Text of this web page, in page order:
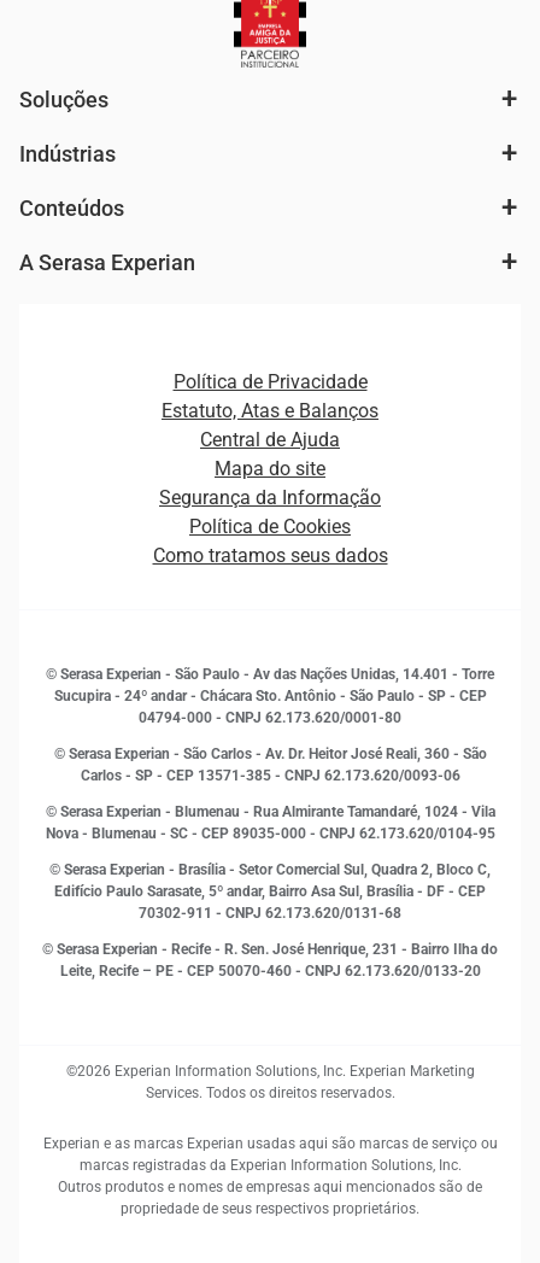
Soluções
Autenticação e Prevenção à Fraude
Cobrança e Recuperação de Dívidas
Plataformas e Motores de decisão
Indústrias
Fintechs
Conteúdos
Ver todo o conteúdo
Curso Gratuito de Saúde Financeira
Empreendedorismo
Estudos e Pesquisas
Inovação e Tecnologia
Leis e impostos
Marketing
Open Finance
Proteção de Dados
Sustentabilidade Corporativa
A Serasa Experian
Distribuidores e representantes
Estrutura Organizacional
Sala de Imprensa
Política de Privacidade
Estatuto, Atas e Balanços
Central de Ajuda
Mapa do site
Segurança da Informação
Política de Cookies
Como tratamos seus dados
© Serasa Experian - São Paulo - Av das Nações Unidas, 14.401 - Torre
Sucupira - 24º andar - Chácara Sto. Antônio - São Paulo - SP - CEP
04794-000 - CNPJ 62.173.620/0001-80
© Serasa Experian - São Carlos - Av. Dr. Heitor José Reali, 360 - São
Carlos - SP - CEP 13571-385 - CNPJ 62.173.620/0093-06
© Serasa Experian - Blumenau - Rua Almirante Tamandaré, 1024 - Vila
Nova - Blumenau - SC - CEP 89035-000 - CNPJ 62.173.620/0104-95
© Serasa Experian - Brasília - Setor Comercial Sul, Quadra 2, Bloco C,
Edifício Paulo Sarasate, 5º andar, Bairro Asa Sul, Brasília - DF - CEP
70302-911 - CNPJ 62.173.620/0131-68
© Serasa Experian - Recife - R. Sen. José Henrique, 231 - Bairro Ilha do
Leite, Recife – PE - CEP 50070-460 - CNPJ 62.173.620/0133-20
©2026 Experian Information Solutions, Inc. Experian Marketing
Services. Todos os direitos reservados.
Experian e as marcas Experian usadas aqui são marcas de serviço ou
marcas registradas da Experian Information Solutions, Inc.
Outros produtos e nomes de empresas aqui mencionados são de
propriedade de seus respectivos proprietários.